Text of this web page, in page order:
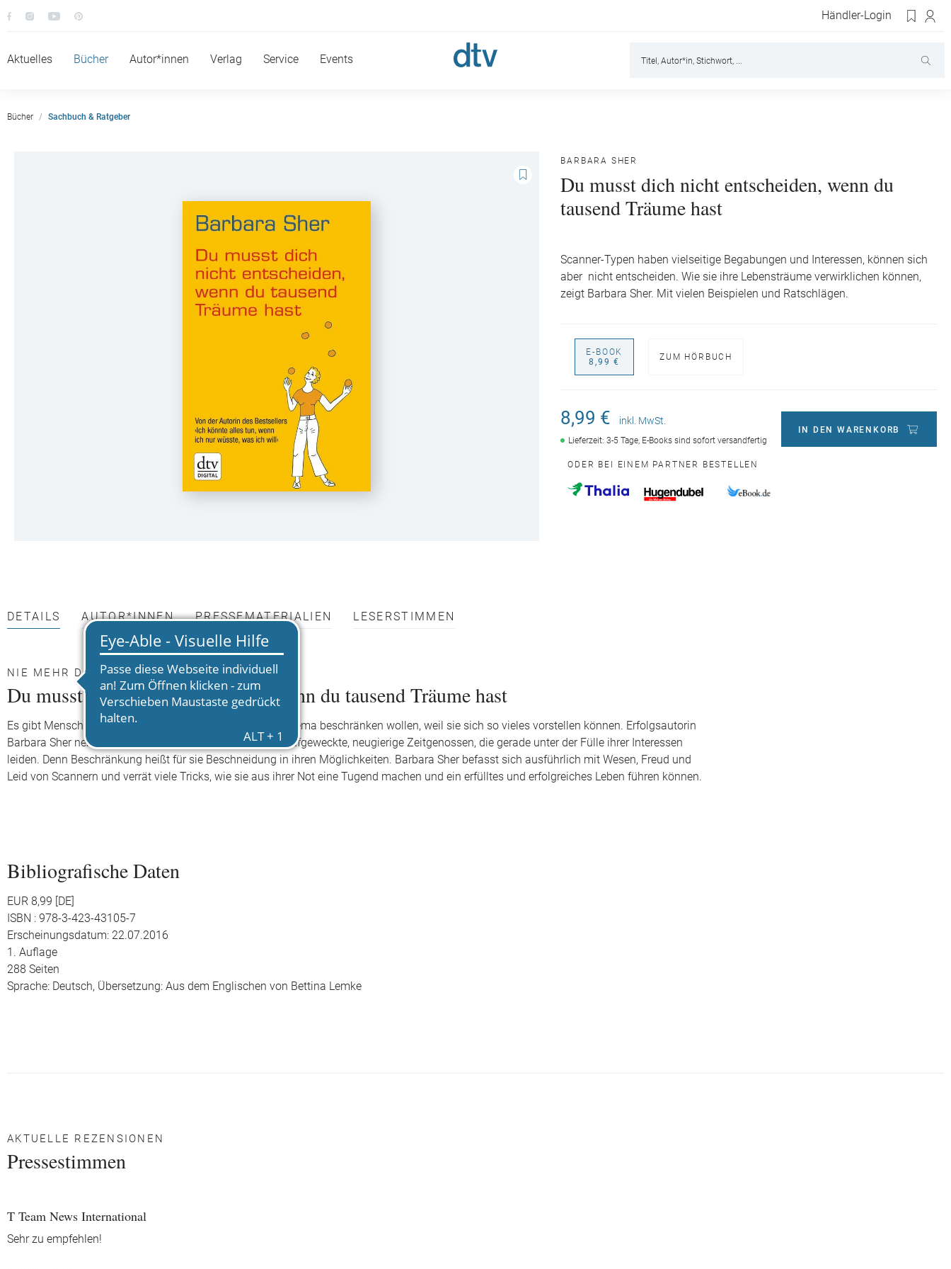
Händler-Login
Aktuelles Bücher Autor*innen Verlag Service Events
Bücher Sachbuch & Ratgeber
BARBARA SHER
Du musst dich nicht entscheiden, wenn du
tausend Träume hast
Scanner-Typen haben vielseitige Begabungen und Interessen, können sich
aber nicht entscheiden. Wie sie ihre Lebensträume verwirklichen können,
zeigt Barbara Sher. Mit vielen Beispielen und Ratschlägen.
E-BOOK
8,99 €
ZUM HÖRBUCH
8,99 € inkl. MwSt.
Lieferzeit: 3-5 Tage, E-Books sind sofort versandfertig
IN DEN WARENKORB
ODER BEI EINEM PARTNER BESTELLEN
DETAILS AUTOR*INNEN PRESSEMATERIALIEN LESERSTIMMEN
NIE MEHR DIE QUAL DER WAHL
Du musst dich nicht entscheiden, wenn du tausend Träume hast
Es gibt Menschen, die sich nicht auf ein einziges Lebensthema beschränken wollen, weil sie sich so vieles vorstellen können. Erfolgsautorin
Barbara Sher nennt sie »Scanner« und versteht darunter aufgeweckte, neugierige Zeitgenossen, die gerade unter der Fülle ihrer Interessen
leiden. Denn Beschränkung heißt für sie Beschneidung in ihren Möglichkeiten. Barbara Sher befasst sich ausführlich mit Wesen, Freud und
Leid von Scannern und verrät viele Tricks, wie sie aus ihrer Not eine Tugend machen und ein erfülltes und erfolgreiches Leben führen können.
Bibliografische Daten
EUR 8,99 [DE]
ISBN : 978-3-423-43105-7
Erscheinungsdatum: 22.07.2016
1. Auflage
288 Seiten
Sprache: Deutsch, Übersetzung: Aus dem Englischen von Bettina Lemke
AKTUELLE REZENSIONEN
Pressestimmen
T Team News International
Sehr zu empfehlen!